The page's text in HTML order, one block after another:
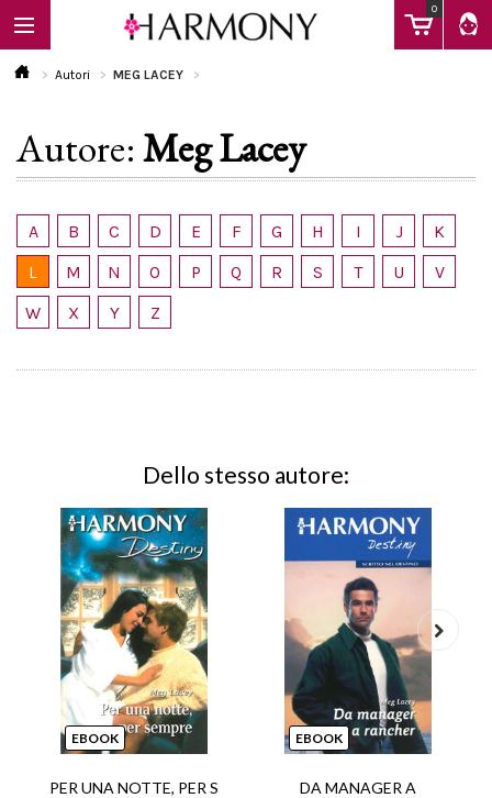
0
EBOOK
LIBRI
Calendario
Autori MEG LACEY
Autore:Meg Lacey
A B C D E F G H I J
K
L
M N O P Q R S T U
V
W
X Y Z
Dello stesso autore:
EBOOK
PER UNA NOTTE, PER S
EBOOK
DA MANAGER A